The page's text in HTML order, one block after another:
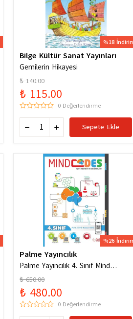
%18
Bilge Kültür Sanat Yayınları
Gemilerin Hikayesi
₺ 140.00
₺ 115.00
0 Değerlendirme
Sepete Ekle
%26
Palme Yayıncılık
Palme Yayıncılık 4. Sınıf Mind
Codes Yeni Nesil Akıl ve Zeka
Soruları
₺ 650.00
₺ 480.00
0 Değerlendirme